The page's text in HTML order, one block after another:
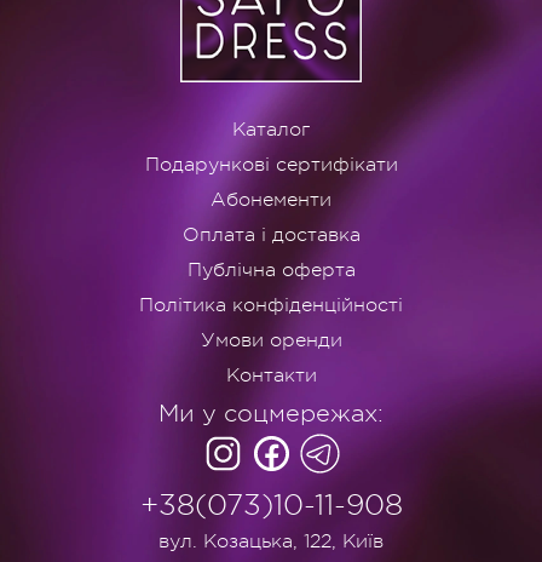
Каталог
Подарункові сертифікати
Абонементи
Оплата і доставка
Публічна оферта
Політика конфіденційності
Умови оренди
Контакти
Ми у соцмережах:
+38(073)10-11-908
вул. Козацька, 122, Київ